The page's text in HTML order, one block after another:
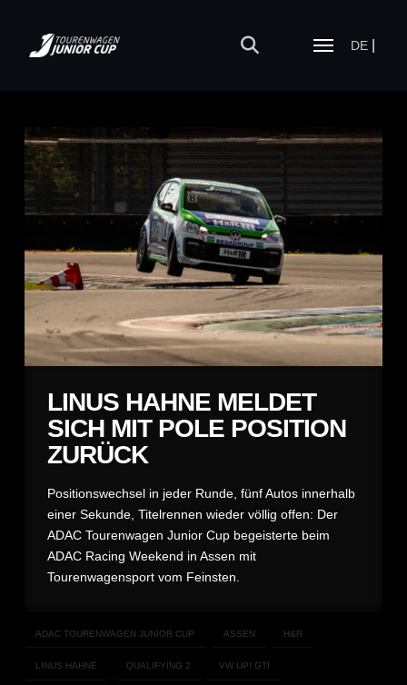
DE
LINUS HAHNE MELDET
SICH MIT POLE POSITION
ZURÜCK
Positionswechsel in jeder Runde, fünf Autos innerhalb
einer Sekunde, Titelrennen wieder völlig offen: Der
ADAC Tourenwagen Junior Cup begeisterte beim
ADAC Racing Weekend in Assen mit
Tourenwagensport vom Feinsten.
ADAC TOURENWAGEN JUNIOR CUP ASSEN H&R
LINUS HAHNE QUALIFYING 2 VW UP! GTI